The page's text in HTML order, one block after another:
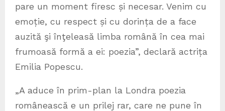
pare un moment firesc și necesar. Venim cu
emoție, cu respect și cu dorința de a face
auzită şi înţeleasă limba română în cea mai
frumoasă formă a ei: poezia”, declară actrița
Emilia Popescu.
„A aduce în prim-plan la Londra poezia
românească e un prilej rar, care ne pune în